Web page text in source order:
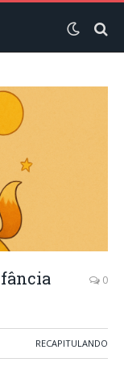
0
RECAPITULANDO